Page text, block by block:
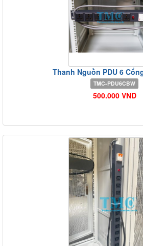
Thanh Nguồn PDU 6
TMC-PDU6CBW
500.000 VND